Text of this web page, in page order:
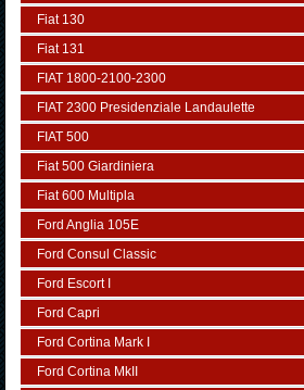
Fiat 130
Fiat 131
FIAT 1800-2100-2300
FIAT 2300 Presidenziale Landaulette
FIAT 500
Fiat 500 Giardiniera
Fiat 600 Multipla
Ford Anglia 105E
Ford Consul Classic
Ford Escort I
Ford Capri
Ford Cortina Mark I
Ford Cortina MkII